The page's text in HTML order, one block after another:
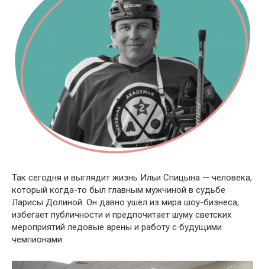
Так сегодня и выглядит жизнь Ильи Спицына — человека,
который когда-то был главным мужчиной в судьбе
Ларисы Долиной. Он давно ушёл из мира шоу-бизнеса,
избегает публичности и предпочитает шуму светских
мероприятий ледовые арены и работу с будущими
чемпионами.